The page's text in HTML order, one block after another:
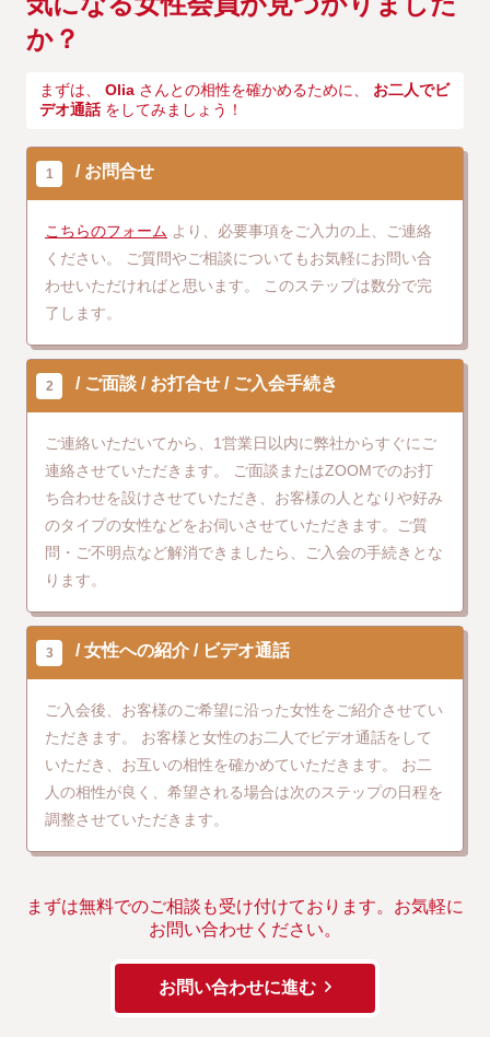
か？
まずは、 Olia さんとの相性を確かめるために、
お二人でビ
デオ通話 をしてみましょう！
1 お問合せ
こちらのフォーム より、必要事項をご入力の上、ご連絡
ください。
ご質問やご相談についてもお気軽にお問い合
わせいただければと思います。
このステップは数分で完
了します。
2 ご面談 お打合せ ご入会手続き
ご連絡いただいてから、1営業日以内に弊社からすぐにご
連絡させていただきます。
ご面談またはZOOMでのお打
ち合わせを設けさせていただき、お客様の人となりや好み
のタイプの女性などをお伺いさせていただきます。ご質
問・ご不明点など解消できましたら、ご入会の手続きとな
ります。
3 女性への紹介 ビデオ通話
ご入会後、お客様のご希望に沿った女性をご紹介させてい
ただきます。
お客様と女性のお二人でビデオ通話をして
いただき、お互いの相性を確かめていただきます。
お二
人の相性が良く、希望される場合は次のステップの日程を
調整させていただきます。
まずは無料でのご相談も受け付けております。お気軽に
お問い合わせください。
お問い合わせに進む